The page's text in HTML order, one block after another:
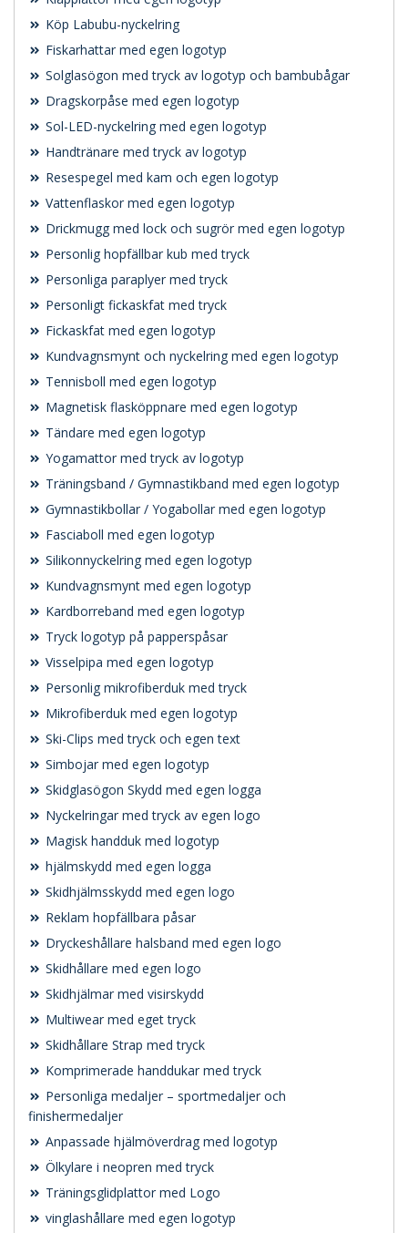
Köp Labubu-nyckelring
Fiskarhattar med egen logotyp
Solglasögon med tryck av logotyp och bambubågar
Dragskorpåse med egen logotyp
Sol-LED-nyckelring med egen logotyp
Handtränare med tryck av logotyp
Resespegel med kam och egen logotyp
Vattenflaskor med egen logotyp
Drickmugg med lock och sugrör med egen logotyp
Personlig hopfällbar kub med tryck
Personliga paraplyer med tryck
Personligt fickaskfat med tryck
Fickaskfat med egen logotyp
Kundvagnsmynt och nyckelring med egen logotyp
Tennisboll med egen logotyp
Magnetisk flasköppnare med egen logotyp
Tändare med egen logotyp
Yogamattor med tryck av logotyp
Träningsband / Gymnastikband med egen logotyp
Gymnastikbollar / Yogabollar med egen logotyp
Fasciaboll med egen logotyp
Silikonnyckelring med egen logotyp
Kundvagnsmynt med egen logotyp
Kardborreband med egen logotyp
Tryck logotyp på papperspåsar
Visselpipa med egen logotyp
Personlig mikrofiberduk med tryck
Mikrofiberduk med egen logotyp
Ski-Clips med tryck och egen text
Simbojar med egen logotyp
Skidglasögon Skydd med egen logga
Nyckelringar med tryck av egen logo
Magisk handduk med logotyp
hjälmskydd med egen logga
Skidhjälmsskydd med egen logo
Reklam hopfällbara påsar
Dryckeshållare halsband med egen logo
Skidhållare med egen logo
Skidhjälmar med visirskydd
Multiwear med eget tryck
Skidhållare Strap med tryck
Komprimerade handdukar med tryck
Personliga medaljer – sportmedaljer och
finishermedaljer
Anpassade hjälmöverdrag med logotyp
Ölkylare i neopren med tryck
Träningsglidplattor med Logo
vinglashållare med egen logotyp